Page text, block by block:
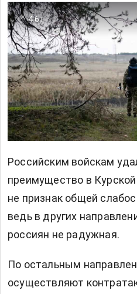
4.6т
Российским войскам
преимущество в
не признак общей
ведь в других
россиян не радужная.
По остальным
осуществляют